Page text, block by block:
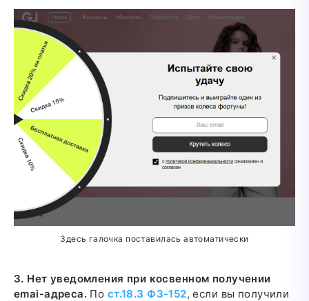
Здесь галочка поставилась автоматически
3. Нет уведомления при косвенном получении
emai-адреса. По ст.18.3 ФЗ-152, если вы получили